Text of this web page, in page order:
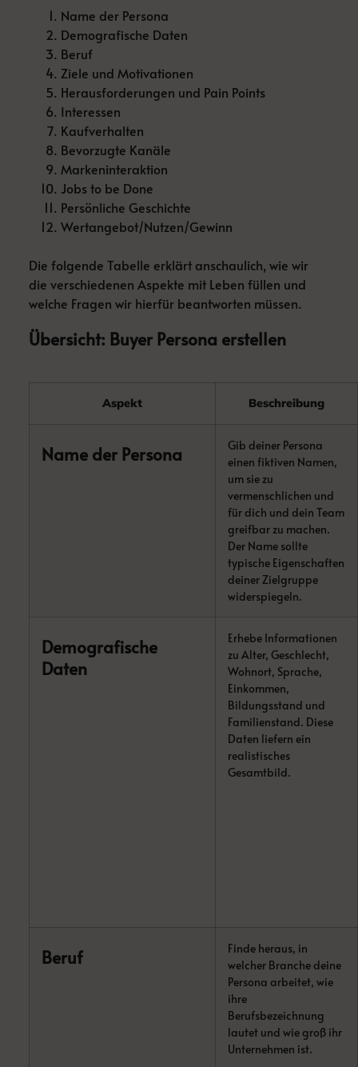
Name der Persona
Demografische Daten
Beruf
Ziele und Motivationen
Herausforderungen und Pain Points
Interessen
Kaufverhalten
Bevorzugte Kanäle
Markeninteraktion
Jobs to be Done
Persönliche Geschichte
Wertangebot/Nutzen/Gewinn
Die folgende Tabelle erklärt anschaulich, wie wir
die verschiedenen Aspekte mit Leben füllen und
welche Fragen wir hierfür beantworten müssen.
Übersicht: Buyer Persona erstellen
Aspekt Beschreibung
Name der Persona
Gib deiner Persona
einen fiktiven Namen,
um sie zu
vermenschlichen und
für dich und dein Team
greifbar zu machen.
Der Name sollte
typische Eigenschaften
deiner Zielgruppe
widerspiegeln.
Demografische
Daten
Erhebe Informationen
zu Alter, Geschlecht,
Wohnort, Sprache,
Einkommen,
Bildungsstand und
Familienstand. Diese
Daten liefern ein
realistisches
Gesamtbild.
Beruf
Finde heraus, in
welcher Branche deine
Persona arbeitet, wie
ihre
Berufsbezeichnung
lautet und wie groß ihr
Unternehmen ist.